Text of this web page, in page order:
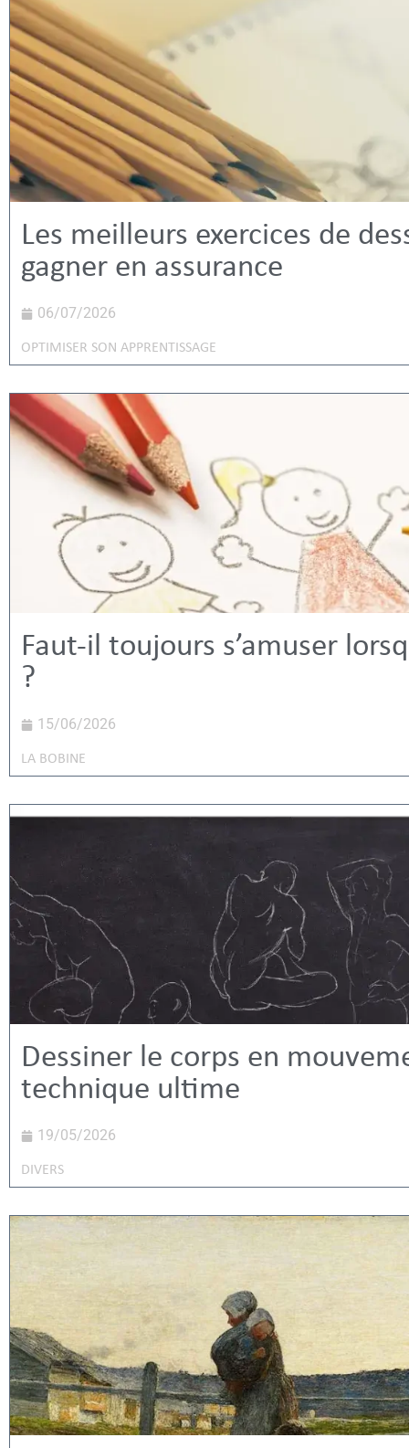
Les meilleurs exercices de
gagner en assurance
06/07/2026
OPTIMISER SON APPRENTISSAGE
Faut-il toujours s’amuser
?
15/06/2026
LA BOBINE
Dessiner le corps en
technique ultime
19/05/2026
DIVERS